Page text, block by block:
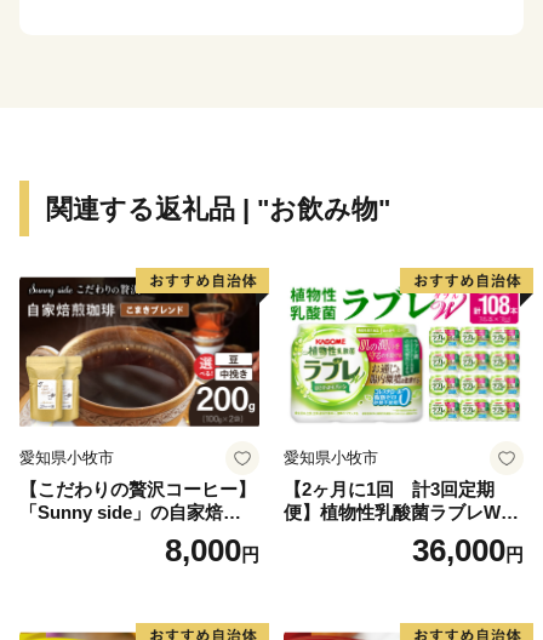
TEL：050-1707-9298（平日8：30～17：00）
E-mail：makinohara@furusato-supports.com
関連する返礼品 | "お飲み物"
愛知県小牧市
【こだわりの贅沢コーヒー】
「Sunny side」の自家焙煎珈
琲こまきブレンド（200g）
8,000円
愛知県小牧市
【2ヶ月に1回 計3回定期
便】植物性乳酸菌ラブレW
プレーン36本（計108本）
36,000円